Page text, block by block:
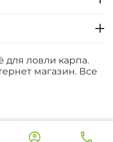
для ловли карпа.
магазин. Все
В корзину